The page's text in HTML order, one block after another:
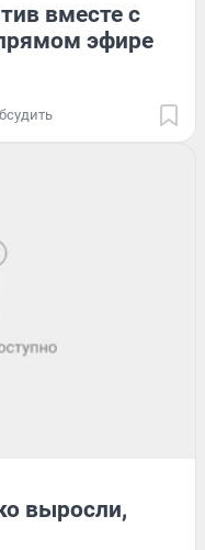
вместе с
эфире
выросли,